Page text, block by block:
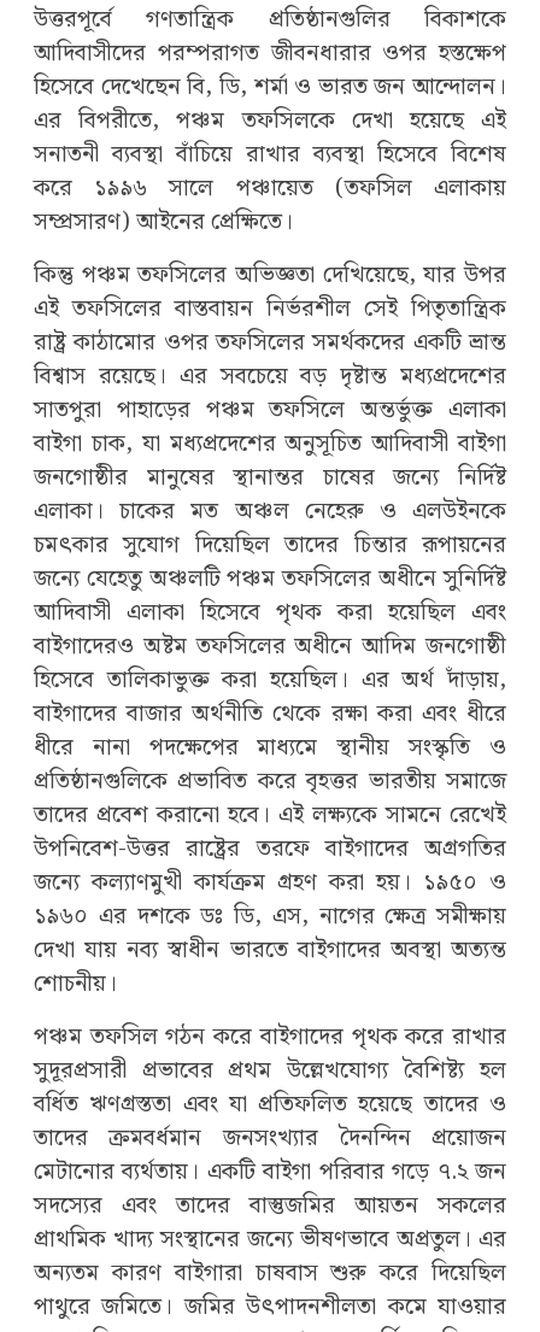
উত্তরপূর্বে গণতান্ত্রিক প্রতিষ্ঠানগুলির বিকাশকে
আদিবাসীদের পরম্পরাগত জীবনধারার ওপর হস্তক্ষেপ
হিসেবে দেখেছেন বি, ডি, শর্মা ও ভারত জন আন্দোলন।
এর বিপরীতে, পঞ্চম তফসিলকে দেখা হয়েছে এই
সনাতনী ব্যবস্থা বাঁচিয়ে রাখার ব্যবস্থা হিসেবে বিশেষ
করে ১৯৯৬ সালে পঞ্চায়েত (তফসিল এলাকায়
সম্প্রসারণ) আইনের প্রেক্ষিতে।
কিন্তু পঞ্চম তফসিলের অভিজ্ঞতা দেখিয়েছে, যার উপর
এই তফসিলের বাস্তবায়ন নির্ভরশীল সেই পিতৃতান্ত্রিক
রাষ্ট্র কাঠামোর ওপর তফসিলের সমর্থকদের একটি ভ্রান্ত
বিশ্বাস রয়েছে। এর সবচেয়ে বড় দৃষ্টান্ত মধ্যপ্রদেশের
সাতপুরা পাহাড়ের পঞ্চম তফসিলে অন্তর্ভুক্ত এলাকা
বাইগা চাক, যা মধ্যপ্রদেশের অনুসূচিত আদিবাসী বাইগা
জনগোষ্ঠীর মানুষের স্থানান্তর চাষের জন্যে নির্দিষ্ট
এলাকা। চাকের মত অঞ্চল নেহেরু ও এলউইনকে
চমৎকার সুযোগ দিয়েছিল তাদের চিন্তার রূপায়নের
জন্যে যেহেতু অঞ্চলটি পঞ্চম তফসিলের অধীনে সুনির্দিষ্ট
আদিবাসী এলাকা হিসেবে পৃথক করা হয়েছিল এবং
বাইগাদেরও অষ্টম তফসিলের অধীনে আদিম জনগোষ্ঠী
হিসেবে তালিকাভুক্ত করা হয়েছিল। এর অর্থ দাঁড়ায়,
বাইগাদের বাজার অর্থনীতি থেকে রক্ষা করা এবং ধীরে
ধীরে নানা পদক্ষেপের মাধ্যমে স্থানীয় সংস্কৃতি ও
প্রতিষ্ঠানগুলিকে প্রভাবিত করে বৃহত্তর ভারতীয় সমাজে
তাদের প্রবেশ করানো হবে। এই লক্ষ্যকে সামনে রেখেই
উপনিবেশ-উত্তর রাষ্ট্রের তরফে বাইগাদের অগ্রগতির
জন্যে কল্যাণমুখী কার্যক্রম গ্রহণ করা হয়। ১৯৫০ ও
১৯৬০ এর দশকে ডঃ ডি, এস, নাগের ক্ষেত্র সমীক্ষায়
দেখা যায় নব্য স্বাধীন ভারতে বাইগাদের অবস্থা অত্যন্ত
শোচনীয়।
পঞ্চম তফসিল গঠন করে বাইগাদের পৃথক করে রাখার
সুদূরপ্রসারী প্রভাবের প্রথম উল্লেখযোগ্য বৈশিষ্ট্য হল
বর্ধিত ঋণগ্রস্ততা এবং যা প্রতিফলিত হয়েছে তাদের ও
তাদের ক্রমবর্ধমান জনসংখ্যার দৈনন্দিন প্রয়োজন
মেটানোর ব্যর্থতায়। একটি বাইগা পরিবার গড়ে ৭.২ জন
সদস্যের এবং তাদের বাস্তুজমির আয়তন সকলের
প্রাথমিক খাদ্য সংস্থানের জন্যে ভীষণভাবে অপ্রতুল। এর
অন্যতম কারণ বাইগারা চাষবাস শুরু করে দিয়েছিল
পাথুরে জমিতে। জমির উৎপাদনশীলতা কমে যাওয়ার